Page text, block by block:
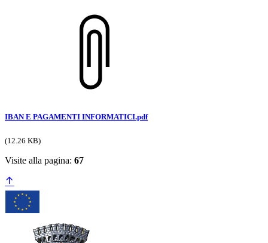
IBAN E PAGAMENTI INFORMATICI.pdf
(12.26 KB)
Visite alla pagina: 67